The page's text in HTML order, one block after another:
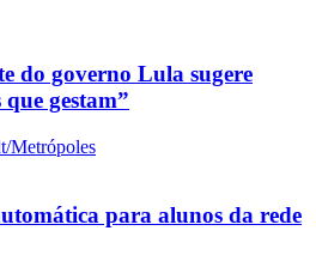
do governo Lula sugere
gestam”
para alunos da rede